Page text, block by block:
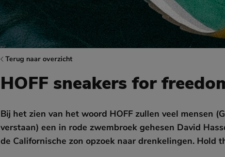
Terug naar overzicht
HOFF sneakers for
Bij het zien van het woord HOFF zullen veel mensen
verstaan) een in rode zwembroek gehesen David
de Californische zon opzoek naar drenkelingen. Hold